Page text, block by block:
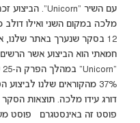
מלכה במקום השני ואילו
12 בסקר שנערך באתר
חמאתי הוא הביצוע אשר הרשים
37% מהקוראים שלנו
דורג עידו מלכה. תוצאות